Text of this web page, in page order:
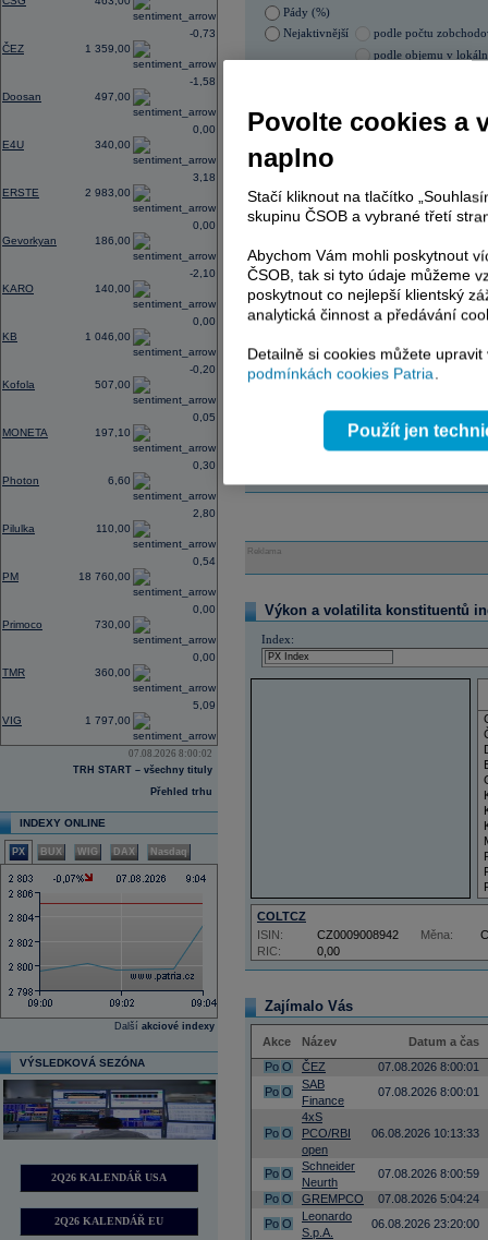
ČEZ 1 359,00
-0,73
Doosan 497,00
-1,58
E4U 340,00
0,00
ERSTE 2 983,00
3,18
Gevorkyan 186,00
0,00
KARO 140,00
-2,10
KB 1 046,00
0,00
Kofola 507,00
-0,20
MONETA 197,10
0,05
Photon 6,60
0,30
Pilulka 110,00
2,80
PM 18 760,00
0,54
Primoco 730,00
0,00
TMR 360,00
0,00
VIG 1 797,00
5,09
07.08.2026 8:00:02
TRH START – všechny tituly
Přehled trhu
INDEXY ONLINE
PX BUX WIG DAX Nasdaq
Další akciové indexy
VÝSLEDKOVÁ SEZÓNA
2Q26 KALENDÁŘ USA
2Q26 KALENDÁŘ EU
Pády (%)
Nejaktivnější
podle počtu
podle objemu v
ČEZ
KOMERČNÍ BANKA
TMR
Region
select
Odeslat
Reklama
Výkon a volatilita konstituentů
Index:
COLTCZ
RIC: 0,00
ISIN: CZ0009008942 Měna:
Zajímalo Vás
Akce Název
Datum a čas
Po O ČEZ
07.08.2026 8:00:01
Po O
SAB
Finance
07.08.2026 8:00:01
Po O
4xS
PCO/RBI
open
06.08.2026 10:13:33
Po O
Schneider
Neurth
07.08.2026 8:00:59
Po O GREMPCO
07.08.2026 5:04:24
Po O
Leonardo
S.p.A.
06.08.2026 23:20:00
Povolte cookies a
naplno
Stačí kliknout na tlačítko
skupinu ČSOB a vybrané třetí
Abychom Vám mohli poskytnout
ČSOB, tak si tyto údaje můžeme
poskytnout co nejlepší klientský
analytická činnost a předávání
Detailně si cookies můžete
podmínkách cookies Patria.
Použít jen